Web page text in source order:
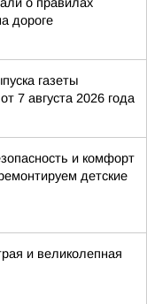
дороге
газеты
7 августа 2026 года
и комфорт
детские
и великолепная